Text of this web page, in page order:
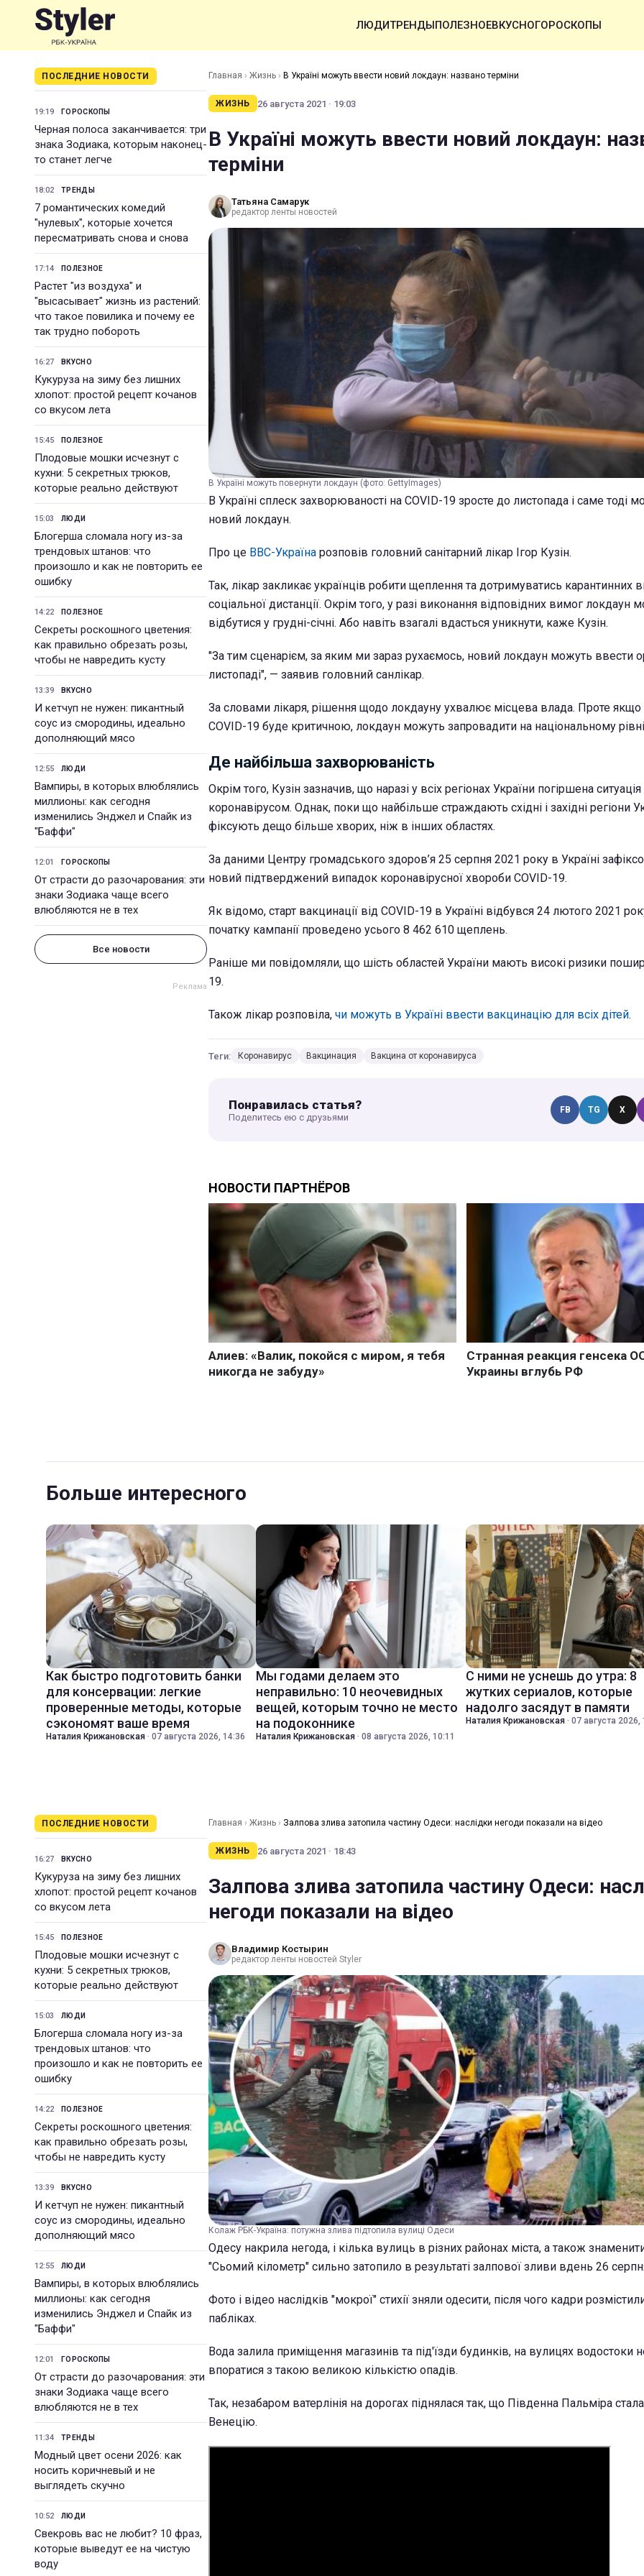
ЛЮДИТРЕНДЫПОЛЕЗНОЕВКУСНОГОРОСКОПЫ
ПОСЛЕДНИЕ НОВОСТИ
19:19 ГОРОСКОПЫ
Черная полоса заканчивается: три
знака Зодиака, которым наконец-
то станет легче
18:02 ТРЕНДЫ
7 романтических комедий
"нулевых", которые хочется
пересматривать снова и снова
17:14 ПОЛЕЗНОЕ
Растет "из воздуха" и
"высасывает" жизнь из растений:
что такое повилика и почему ее
так трудно побороть
16:27 ВКУСНО
Кукуруза на зиму без лишних
хлопот: простой рецепт кочанов
со вкусом лета
15:45 ПОЛЕЗНОЕ
Плодовые мошки исчезнут с
кухни: 5 секретных трюков,
которые реально действуют
15:03 ЛЮДИ
Блогерша сломала ногу из-за
трендовых штанов: что
произошло и как не повторить ее
ошибку
14:22 ПОЛЕЗНОЕ
Секреты роскошного цветения:
как правильно обрезать розы,
чтобы не навредить кусту
13:39 ВКУСНО
И кетчуп не нужен: пикантный
соус из смородины, идеально
дополняющий мясо
12:55 ЛЮДИ
Вампиры, в которых влюблялись
миллионы: как сегодня
изменились Энджел и Спайк из
"Баффи"
12:01 ГОРОСКОПЫ
От страсти до разочарования: эти
знаки Зодиака чаще всего
влюбляются не в тех
Все новости
Главная › Жизнь › В Україні можуть ввести новий локдаун: названо терміни
ЖИЗНЬ 26 августа 2021 · 19:03
В Україні можуть ввести новий локдаун:
терміни
Татьяна Самарук
редактор ленты новостей
В Україні можуть повернути локдаун (фото: GettyImages)
В Україні сплеск захворюваності на COVID-19 зросте до листопада і саме тоді
новий локдаун.
Про це ВВС-Україна розповів головний санітарний лікар Ігор Кузін.
Так, лікар закликає українців робити щеплення та дотримуватись карантинних
соціальної дистанції. Окрім того, у разі виконання відповідних вимог локдаун
відбутися у грудні-січні. Або навіть взагалі вдасться уникнути, каже Кузін.
"За тим сценарієм, за яким ми зараз рухаємось, новий локдаун можуть ввести
листопаді", — заявив головний санлікар.
За словами лікаря, рішення щодо локдауну ухвалює місцева влада. Проте якщо
COVID-19 буде критичною, локдаун можуть запровадити на національному
Де найбільша захворюваність
Окрім того, Кузін зазначив, що наразі у всіх регіонах України погіршена ситуація
коронавірусом. Однак, поки що найбільше страждають східні і західні регіони
фіксують дещо більше хворих, ніж в інших областях.
За даними Центру громадського здоров’я 25 серпня 2021 року в Україні
новий підтверджений випадок коронавірусної хвороби COVID-19.
Як відомо, старт вакцинації від COVID-19 в Україні відбувся 24 лютого 2021
початку кампанії проведено усього 8 462 610 щеплень.
Раніше ми повідомляли, що шість областей України мають високі ризики
19.
Також лікар розповіла, чи можуть в Україні ввести вакцинацію для всіх дітей.
Теги: Коронавирус Вакцинация Вакцина от коронавируса
Понравилась статья?
Поделитесь ею с друзьями
FB TG X
Больше интересного
Как быстро подготовить банки
для консервации: легкие
проверенные методы, которые
сэкономят ваше время
Наталия Крижановская · 07 августа 2026, 14:36
Мы годами делаем это
неправильно: 10 неочевидных
вещей, которым точно не место
на подоконнике
Наталия Крижановская · 08 августа 2026, 10:11
С ними не уснешь до утра: 8
жутких сериалов, которые
надолго засядут в памяти
Наталия Крижановская · 07 августа 2026,
ПОСЛЕДНИЕ НОВОСТИ
16:27 ВКУСНО
Кукуруза на зиму без лишних
хлопот: простой рецепт кочанов
со вкусом лета
15:45 ПОЛЕЗНОЕ
Плодовые мошки исчезнут с
кухни: 5 секретных трюков,
которые реально действуют
15:03 ЛЮДИ
Блогерша сломала ногу из-за
трендовых штанов: что
произошло и как не повторить ее
ошибку
14:22 ПОЛЕЗНОЕ
Секреты роскошного цветения:
как правильно обрезать розы,
чтобы не навредить кусту
13:39 ВКУСНО
И кетчуп не нужен: пикантный
соус из смородины, идеально
дополняющий мясо
12:55 ЛЮДИ
Вампиры, в которых влюблялись
миллионы: как сегодня
изменились Энджел и Спайк из
"Баффи"
12:01 ГОРОСКОПЫ
От страсти до разочарования: эти
знаки Зодиака чаще всего
влюбляются не в тех
11:34 ТРЕНДЫ
Модный цвет осени 2026: как
носить коричневый и не
выглядеть скучно
10:52 ЛЮДИ
Свекровь вас не любит? 10 фраз,
которые выведут ее на чистую
воду
Главная › Жизнь › Залпова злива затопила частину Одеси: наслідки негоди показали на відео
ЖИЗНЬ 26 августа 2021 · 18:43
Залпова злива затопила частину Одеси:
негоди показали на відео
Владимир Костырин
редактор ленты новостей Styler
Колаж РБК-Україна: потужна злива підтопила вулиці Одеси
Одесу накрила негода, і кілька вулиць в різних районах міста, а також
"Сьомий кілометр" сильно затопило в результаті залпової зливи вдень 26
Фото і відео наслідків "мокрої" стихії зняли одесити, після чого кадри
пабліках.
Вода залила приміщення магазинів та під'їзди будинків, на вулицях водостоки
впоратися з такою великою кількістю опадів.
Так, незабаром ватерлінія на дорогах піднялася так, що Південна Пальміра
Венецію.